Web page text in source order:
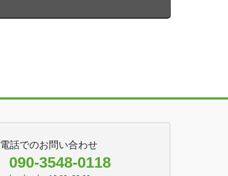
電話でのお問い合わせ
090-3548-0118